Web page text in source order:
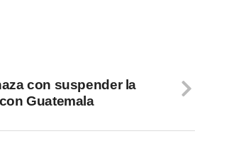
con suspender la
Guatemala